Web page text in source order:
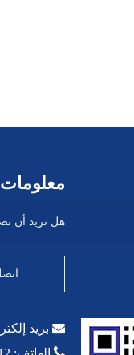
معلومات
هل تريد أن
 بريد